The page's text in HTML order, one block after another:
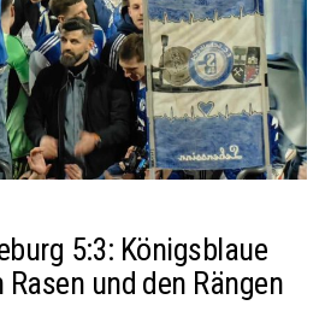
5:3: Königsblaue
und den Rängen